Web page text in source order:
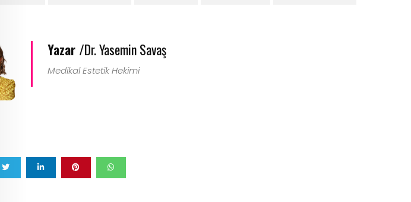
Yazar /Dr. Yasemin Savaş
Medikal Estetik Hekimi